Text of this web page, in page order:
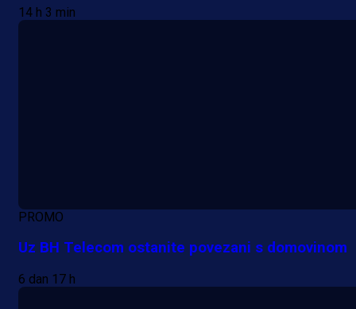
14 h 3 min
PROMO
Uz BH Telecom ostanite povezani s domovinom
6 dan 17 h